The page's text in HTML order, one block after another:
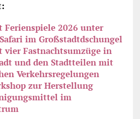
Ferienspiele 2026 unter
im Großstadtdschungel
vier Fastnachtsumzüge in
und den Stadtteilen mit
Verkehrsregelungen
zur Herstellung
im